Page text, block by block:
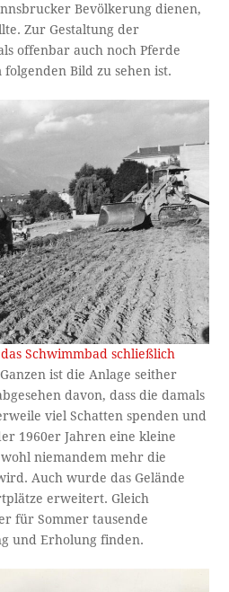
Bevölkerung dienen,
Zur Gestaltung der
offenbar auch noch Pferde
Bild zu sehen ist.
Schwimmbad schließlich
ist die Anlage seither
davon, dass die damals
viel Schatten spenden und
1960er Jahren eine kleine
niemandem mehr die
Auch wurde das Gelände
erweitert. Gleich
für Sommer tausende
und Erholung finden.